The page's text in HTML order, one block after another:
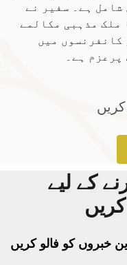
شامل ہے۔ سفیر نے
ملک مذہبی مکالمے
کانفرنسوں میں
ہے۔
کے لیے
خبروں کو فالو کریں